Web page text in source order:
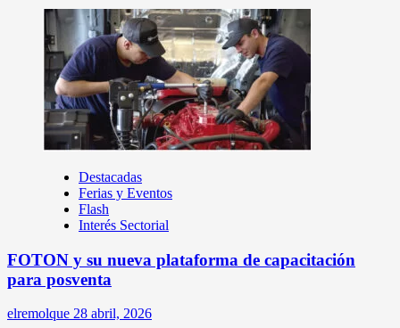
Destacadas
Ferias y Eventos
Flash
Interés Sectorial
FOTON y su nueva plataforma de capacitación
para posventa
elremolque 28 abril, 2026